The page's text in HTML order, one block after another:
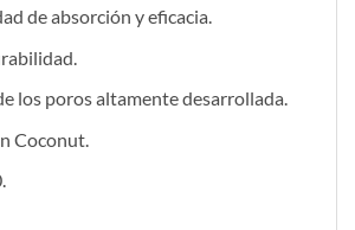
de absorción y eficacia.
los poros altamente desarrollada.
Coconut.